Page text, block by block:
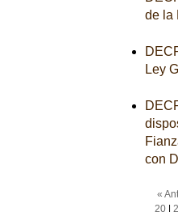
de la
Ley
con
«
20|